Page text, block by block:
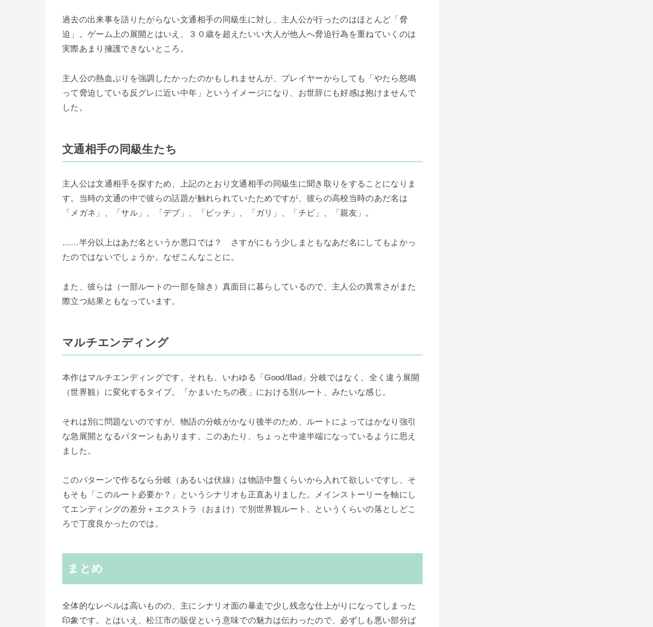
過去の出来事を語りたがらない文通相手の同級生に対し、主人公が行ったのはほとんど「脅
迫」。ゲーム上の展開とはいえ、３０歳を超えたいい大人が他人へ脅迫行為を重ねていくのは
実際あまり擁護できないところ。
主人公の熱血ぷりを強調したかったのかもしれませんが、プレイヤーからしても「やたら怒鳴
って脅迫している反グレに近い中年」というイメージになり、お世辞にも好感は抱けませんで
した。
文通相手の同級生たち
主人公は文通相手を探すため、上記のとおり文通相手の同級生に聞き取りをすることになりま
す。当時の文通の中で彼らの話題が触れられていたためですが、彼らの高校当時のあだ名は
「メガネ」、「サル」、「デブ」、「ビッチ」、「ガリ」、「チビ」、「親友」。
……半分以上はあだ名というか悪口では？ さすがにもう少しまともなあだ名にしてもよかっ
たのではないでしょうか。なぜこんなことに。
また、彼らは（一部ルートの一部を除き）真面目に暮らしているので、主人公の異常さがまた
際立つ結果ともなっています。
マルチエンディング
本作はマルチエンディングです。それも、いわゆる「Good/Bad」分岐ではなく、全く違う展開
（世界観）に変化するタイプ。「かまいたちの夜」における別ルート、みたいな感じ。
それは別に問題ないのですが、物語の分岐がかなり後半のため、ルートによってはかなり強引
な急展開となるパターンもあります。このあたり、ちょっと中途半端になっているように思え
ました。
このパターンで作るなら分岐（あるいは伏線）は物語中盤くらいから入れて欲しいですし、そ
もそも「このルート必要か？」というシナリオも正直ありました。メインストーリーを軸にし
てエンディングの差分＋エクストラ（おまけ）で別世界観ルート、というくらいの落としどこ
ろで丁度良かったのでは。
まとめ
全体的なレベルは高いものの、主にシナリオ面の暴走で少し残念な仕上がりになってしまった
印象です。とはいえ、松江市の販促という意味での魅力は伝わったので、必ずしも悪い部分ば